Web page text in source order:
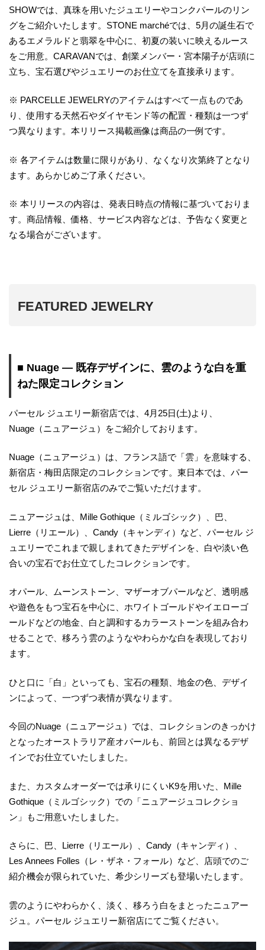
SHOWでは、真珠を用いたジュエリーやコンクパールのリン
グをご紹介いたします。STONE marchéでは、5月の誕生石で
あるエメラルドと翡翠を中心に、初夏の装いに映えるルース
をご用意。CARAVANでは、創業メンバー・宮本陽子が店頭に
立ち、宝石選びやジュエリーのお仕立てを直接承ります。
※ PARCELLE JEWELRYのアイテムはすべて一点ものであ
り、使用する天然石やダイヤモンド等の配置・種類は一つず
つ異なります。本リリース掲載画像は商品の一例です。
※ 各アイテムは数量に限りがあり、なくなり次第終了となり
ます。あらかじめご了承ください。
※ 本リリースの内容は、発表日時点の情報に基づいておりま
す。商品情報、価格、サービス内容などは、予告なく変更と
なる場合がございます。
FEATURED JEWELRY
■ Nuage ― 既存デザインに、雲のような白を重
ねた限定コレクション
パーセル ジュエリー新宿店では、4月25日(土)より、
Nuage（ニュアージュ）をご紹介しております。
Nuage（ニュアージュ）は、フランス語で「雲」を意味する、
新宿店・梅田店限定のコレクションです。東日本では、パー
セル ジュエリー新宿店のみでご覧いただけます。
ニュアージュは、Mille Gothique（ミルゴシック）、巴、
Lierre（リエール）、Candy（キャンディ）など、パーセル ジ
ュエリーでこれまで親しまれてきたデザインを、白や淡い色
合いの宝石でお仕立てしたコレクションです。
オパール、ムーンストーン、マザーオブパールなど、透明感
や遊色をもつ宝石を中心に、ホワイトゴールドやイエローゴ
ールドなどの地金、白と調和するカラーストーンを組み合わ
せることで、移ろう雲のようなやわらかな白を表現しており
ます。
ひと口に「白」といっても、宝石の種類、地金の色、デザイ
ンによって、一つずつ表情が異なります。
今回のNuage（ニュアージュ）では、コレクションのきっかけ
となったオーストラリア産オパールも、前回とは異なるデザ
インでお仕立ていたしました。
また、カスタムオーダーでは承りにくいK9を用いた、Mille
Gothique（ミルゴシック）での「ニュアージュコレクショ
ン」もご用意いたしました。
さらに、巴、Lierre（リエール）、Candy（キャンディ）、
Les Annees Folles（レ・ザネ・フォール）など、店頭でのご
紹介機会が限られていた、希少シリーズも登場いたします。
雲のようにやわらかく、淡く、移ろう白をまとったニュアー
ジュ。パーセル ジュエリー新宿店にてご覧ください。